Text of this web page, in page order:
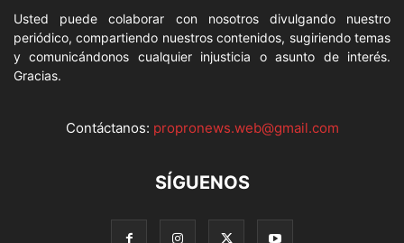
Usted puede colaborar con nosotros divulgando nuestro
periódico, compartiendo nuestros contenidos, sugiriendo temas
y comunicándonos cualquier injusticia o asunto de interés.
Gracias.
Contáctanos: propronews.web@gmail.com
SÍGUENOS